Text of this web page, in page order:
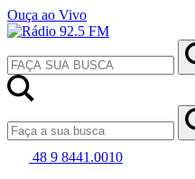
Ouça ao Vivo
48 9 8441.0010